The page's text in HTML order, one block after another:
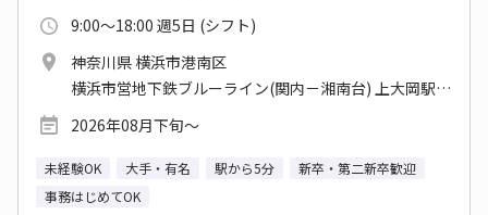
9:00～18:00 週5日 (シフト)
神奈川県 横浜市港南区
横浜市営地下鉄ブルーライン(関内－湘南台) 上大岡駅 他
2026年08月下旬～
未経験OK 大手・有名 駅から5分
新卒・第二新卒歓迎
事務はじめてOK